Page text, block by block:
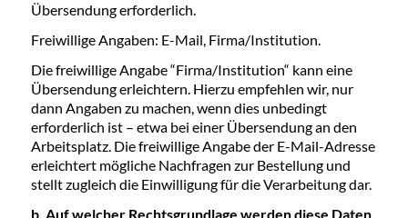
Übersendung erforderlich.
Freiwillige Angaben: E-Mail, Firma/Institution.
Die freiwillige Angabe “Firma/Institution“ kann eine
Übersendung erleichtern. Hierzu empfehlen wir, nur
dann Angaben zu machen, wenn dies unbedingt
erforderlich ist – etwa bei einer Übersendung an den
Arbeitsplatz. Die freiwillige Angabe der E-Mail-Adresse
erleichtert mögliche Nachfragen zur Bestellung und
stellt zugleich die Einwilligung für die Verarbeitung dar.
b. Auf welcher Rechtsgrundlage werden diese Daten